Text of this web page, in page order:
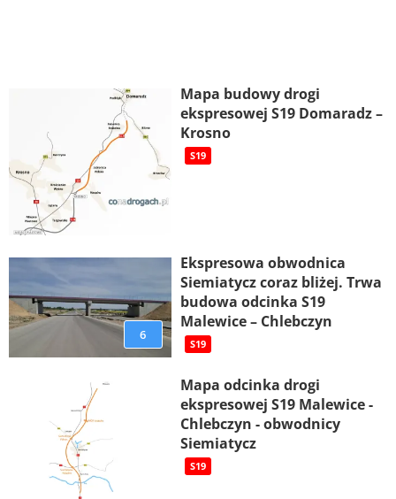
Mapa budowy drogi
ekspresowej S19 Domaradz –
Krosno
S19
6
Ekspresowa obwodnica
Siemiatycz coraz bliżej. Trwa
budowa odcinka S19
Malewice – Chlebczyn
S19
Mapa odcinka drogi
ekspresowej S19 Malewice -
Chlebczyn - obwodnicy
Siemiatycz
S19